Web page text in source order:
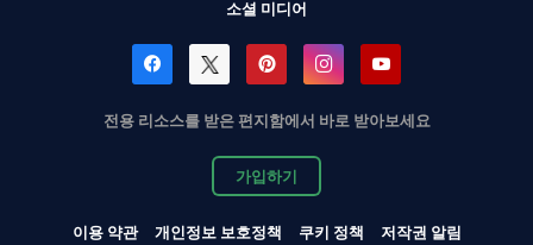
소셜 미디어
전용 리소스를 받은 편지함에서 바로 받아보세요
가입하기
이용 약관 개인정보 보호정책 쿠키 정책
저작권 알림